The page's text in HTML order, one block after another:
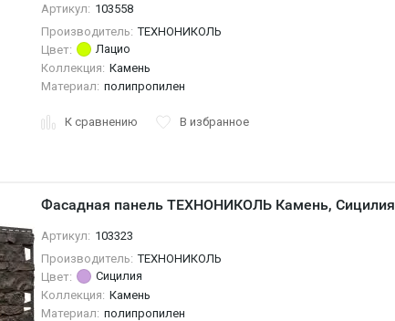
Артикул: 103558
Производитель: ТЕХНОНИКОЛЬ
Цвет:
Лацио
Коллекция: Камень
Материал: полипропилен
К сравнению В избранное
Фасадная панель ТЕХНОНИКОЛЬ Камень, Сицилия
Артикул: 103323
Производитель: ТЕХНОНИКОЛЬ
Цвет:
Сицилия
Коллекция: Камень
Материал: полипропилен